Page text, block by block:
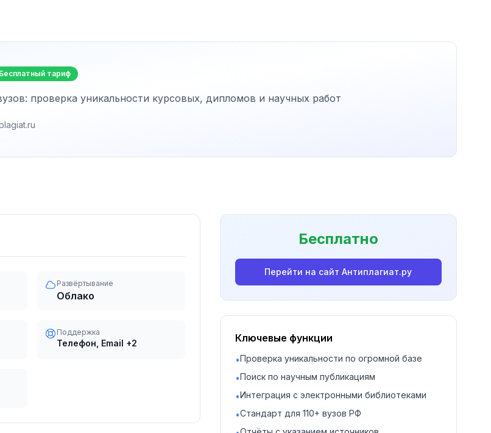
Бесплатный тариф
проверка уникальности курсовых, дипломов и научных работ
Развёртывание
Облако
Поддержка
Телефон, Email +2
Бесплатно
Перейти на сайтАнтиплагиат.ру
Ключевые функции
•Проверка уникальности по огромной базе
•Поиск по научным публикациям
•Интеграция с электронными библиотеками
•Стандарт для 110+ вузов РФ